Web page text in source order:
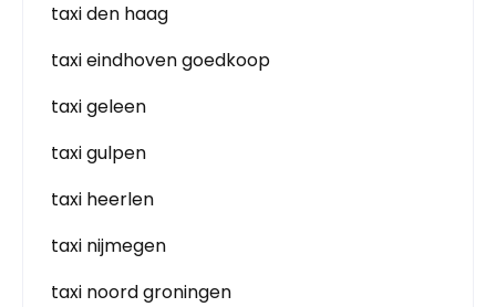
taxi den haag
taxi eindhoven goedkoop
taxi geleen
taxi gulpen
taxi heerlen
taxi nijmegen
taxi noord groningen